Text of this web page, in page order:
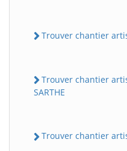
Trouver chantier
Trouver chantier
SARTHE
Trouver chantier